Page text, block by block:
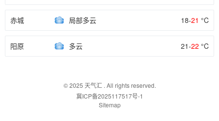
赤城 局部多云 18-21 °C
阳原 多云 21-22 °C
© 2025 天气汇. All rights reserved.
冀ICP备2025117517号-1
Sitemap